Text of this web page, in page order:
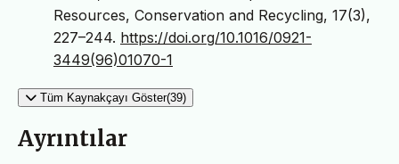
Resources, Conservation and Recycling, 17(3),
227–244. https://doi.org/10.1016/0921-
3449(96)01070-1
Tüm Kaynakçayı Göster(39)
Ayrıntılar